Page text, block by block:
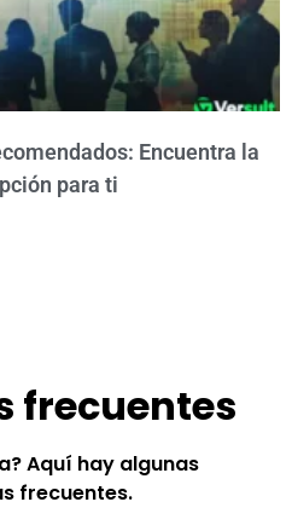
Encuentra la
para ti
frecuentes
Aquí hay algunas
frecuentes.